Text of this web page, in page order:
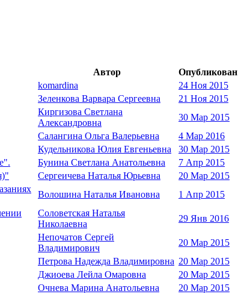
Автор
Опубликован
komardina
24 Ноя 2015
Зеленкова Варвара Сергеевна
21 Ноя 2015
Киргизова Светлана
Александровна
30 Мар 2015
Салангина Ольга Валерьевна
4 Мар 2016
Кудельникова Юлия Евгеньевна
30 Мар 2015
Бунина Светлана Анатольевна
7 Апр 2015
Сергеичева Наталья Юрьевна
20 Мар 2015
Волошина Наталья Ивановна 1 Апр 2015
Cоловетская Наталья
Николаевна
29 Янв 2016
Непочатов Сергей
Владимирович
20 Мар 2015
Петрова Надежда Владимировна 20 Мар 2015
Джиоева Лейла Омаровна
20 Мар 2015
Очнева Марина Анатольевна
20 Мар 2015